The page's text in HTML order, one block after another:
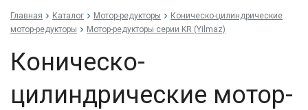
Главная Каталог Мотор-редукторы
Коническо-цилиндрические
мотор-редукторы
Мотор-редукторы серии KR (Yilmaz)
Коническо-
цилиндрические мотор-